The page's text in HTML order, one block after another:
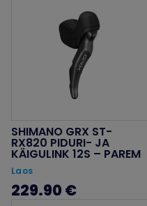
SHIMANO GRX ST-
RX820 PIDURI- JA
KÄIGULINK 12S – PAREM
Laos
229.90 €